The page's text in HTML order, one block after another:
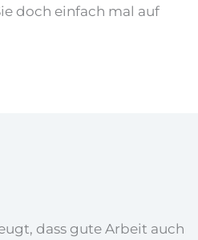
doch einfach mal auf
dass gute Arbeit auch